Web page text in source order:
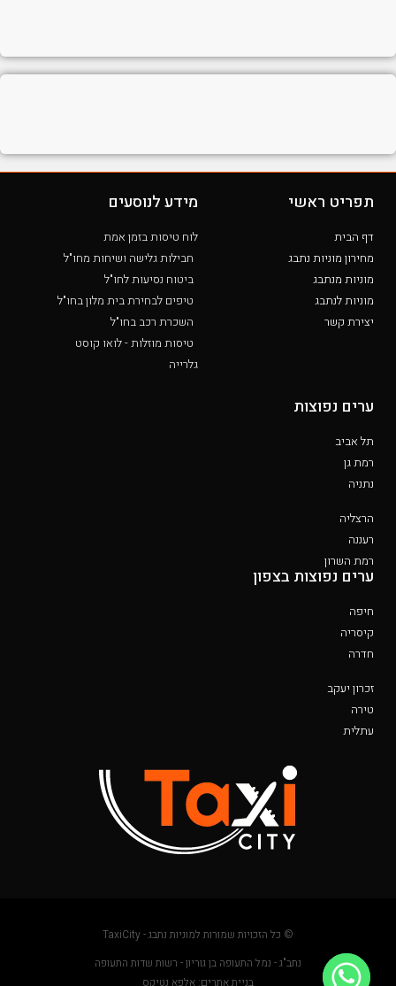
תפריט ראשי
דף הבית
מחירון מוניות נתבג
מוניות מנתבג
מוניות לנתבג
יצירת קשר
מידע לנוסעים
לוח טיסות בזמן אמת
חבילות גלישה ושיחות מחו"ל
ביטוח נסיעות לחו"ל
טיפים לבחירת בית מלון בחו"ל
השכרת רכב בחו"ל
טיסות מוזלות - לואו קוסט
גלרייה
ערים נפוצות
תל אביב
רמת גן
נתניה
הרצליה
רעננה
רמת השרון
ערים נפוצות בצפון
חיפה
קיסריה
חדרה
זכרון יעקב
טירה
עתלית
© כל הזכויות שמורות למוניות נתבג - TaxiCity
נתב"ג - נמל התעופה בן גוריון - רשות שדות התעופה
בניית אתרים: אלפא נטיקס